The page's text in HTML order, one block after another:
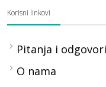
Korisni linkovi
Pitanja i odgovori
O nama